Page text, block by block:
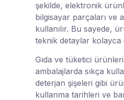
şekilde, elektronik
bilgisayar parçaları ve
kullanılır. Bu sayede,
teknik detaylar kolayca
Gıda ve tüketici
ambalajlarda sıkça
deterjan şişeleri gibi
kullanma tarihleri ve